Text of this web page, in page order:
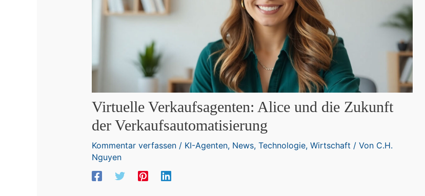
Virtuelle Verkaufsagenten: Alice und die Zukunft
der Verkaufsautomatisierung
Kommentar verfassen / KI-Agenten, News, Technologie, Wirtschaft / Von C.H.
Nguyen